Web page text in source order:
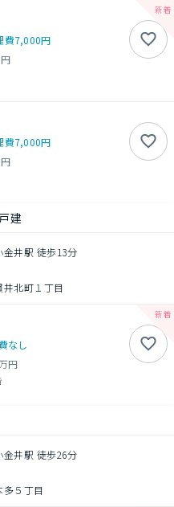
費7,000円
費7,000円
建
井駅 徒歩13分
北町１丁目
なし
円
井駅 徒歩26分
５丁目